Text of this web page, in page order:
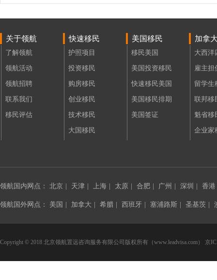
关于领航
了解领航
领航活动
领航招聘
联系我们
移民评估
快速移民
护照项目
投资移民
购房移民
创业移民
技术移民
大国移民
美国移民
移民美国
美国投资移民
快速移民美国
美国移民排期
美国签证
加拿
大西洋
雇主担
留学生
联邦移
魁省移
企业家
领航国内网点： 北京 天津 上海 太原 合肥 广州 深圳 香港
领航国外网点： 美国 加拿大 希腊 西班牙 塞浦路斯 圣基茨
Copyright © 2018 北京领航置远咨询服务有限公司版权所有（www.leadvisa.com） 京